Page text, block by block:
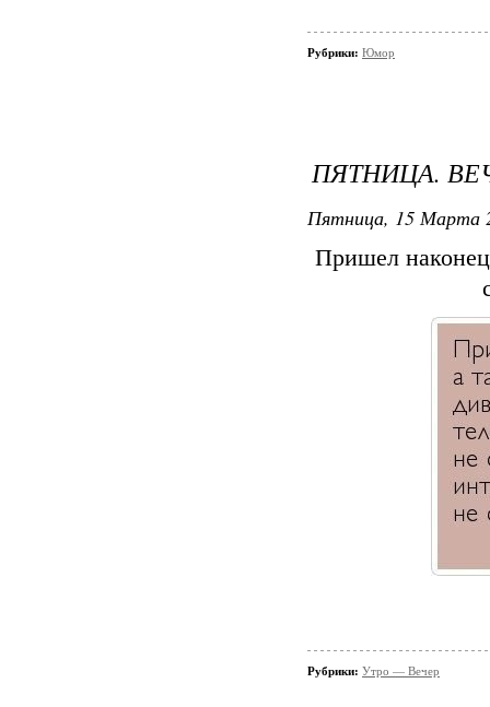
Рубрики: Юмор
ПЯТНИЦА.
Пятница, 15 Марта
Пришел
Рубрики: Утро — Вечер